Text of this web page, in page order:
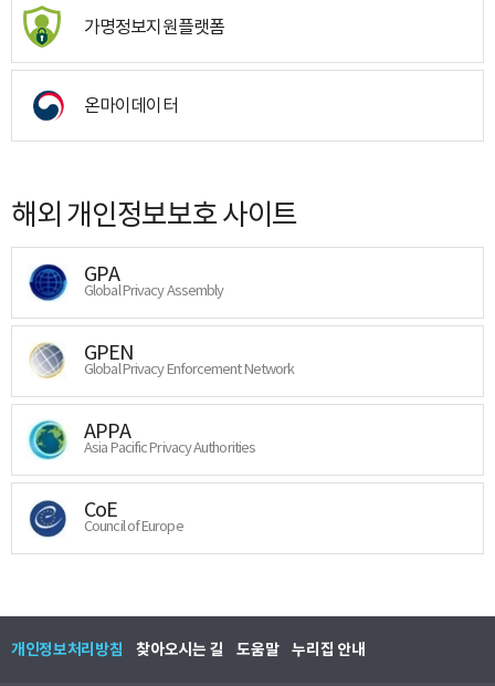
가명정보지원플랫폼
온마이데이터
해외 개인정보보호 사이트
GPA
Global Privacy Assembly
GPEN
Global Privacy Enforcement Network
APPA
Asia Pacific Privacy Authorities
CoE
Council of Europe
개인정보처리방침 찾아오시는 길 도움말 누리집 안내